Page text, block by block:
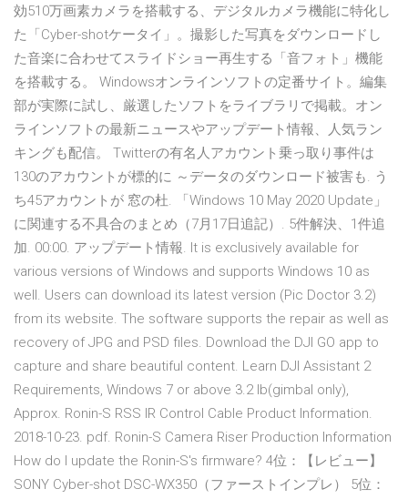
効510万画素カメラを搭載する、デジタルカメラ機能に特化し
た「Cyber-shotケータイ」。撮影した写真をダウンロードし
た音楽に合わせてスライドショー再生する「音フォト」機能
を搭載する。 Windowsオンラインソフトの定番サイト。編集
部が実際に試し、厳選したソフトをライブラリで掲載。オン
ラインソフトの最新ニュースやアップデート情報、人気ラン
キングも配信。 Twitterの有名人アカウント乗っ取り事件は
130のアカウントが標的に ～データのダウンロード被害も. う
ち45アカウントが 窓の杜. 「Windows 10 May 2020 Update」
に関連する不具合のまとめ（7月17日追記）. 5件解決、1件追
加. 00:00. アップデート情報. It is exclusively available for
various versions of Windows and supports Windows 10 as
well. Users can download its latest version (Pic Doctor 3.2)
from its website. The software supports the repair as well as
recovery of JPG and PSD files. Download the DJI GO app to
capture and share beautiful content. Learn DJI Assistant 2
Requirements, Windows 7 or above 3.2 lb(gimbal only),
Approx. Ronin-S RSS IR Control Cable Product Information.
2018-10-23. pdf. Ronin-S Camera Riser Production Information
How do I update the Ronin-S's firmware? 4位：【レビュー】
SONY Cyber-shot DSC-WX350（ファーストインプレ） 5位：